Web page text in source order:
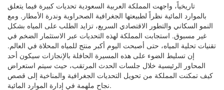
تاريخياً، واجهت المملكة العربية السعودية تحديات كبيرة فيما يتعلق
بالموارد المائية نظراً لطبيعتها الجغرافية الصحراوية وندرة الأمطار. ومع
النمو السكاني والتطور الاقتصادي السريع، تزايد الطلب على المياه بشكل
غير مسبوق. استجابت المملكة لهذه التحديات عبر الاستثمار الضخم في
تقنيات تحلية المياه، حتى أصبحت اليوم أكبر منتج للمياه المحلاة في العالم.
إن تسليط الضوء على هذه المسيرة الحافلة بالإنجازات سيكون أحد
المحاور الرئيسية خلال جلسات الحدث المرتقب، حيث سيتم استعراض
كيف تمكنت المملكة من تحويل التحديات الجغرافية والمناخية إلى قصص
نجاح ملهمة في إدارة الموارد المائية.